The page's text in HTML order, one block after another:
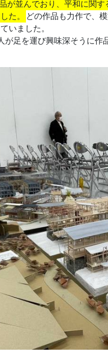
が並んでおり、平和に関
た。
どの作品も力作で、
いました。
足を運び興味深そうに作